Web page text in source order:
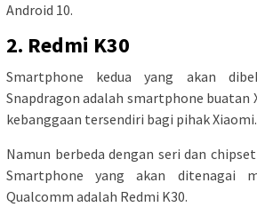
Android 10.
2. Redmi K30
Smartphone kedua yang akan
Snapdragon adalah smartphone buatan
kebanggaan tersendiri bagi pihak Xiaomi.
Namun berbeda dengan seri dan
Smartphone yang akan ditenagai
Qualcomm adalah Redmi K30.